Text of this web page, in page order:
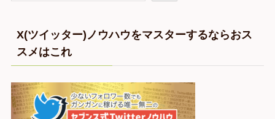
X(ツイッター)ノウハウをマスターするならおス
スメはこれ